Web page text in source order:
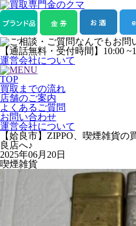
運営会社について
TOP
買取までの流れ
店舗のご案内
よくあるご質問
お問い合わせ
運営会社について
【姶良市】ZIPPO、喫煙雑貨
良店へ♪
2025年06月20日
喫煙雑貨